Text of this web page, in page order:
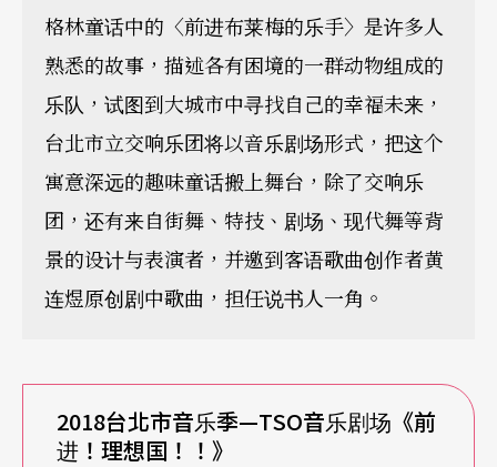
格林童话中的〈前进布莱梅的乐手〉是许多人
熟悉的故事，描述各有困境的一群动物组成的
乐队，试图到大城市中寻找自己的幸福未来，
台北市立交响乐团将以音乐剧场形式，把这个
寓意深远的趣味童话搬上舞台，除了交响乐
团，还有来自街舞、特技、剧场、现代舞等背
景的设计与表演者，并邀到客语歌曲创作者黄
连煜原创剧中歌曲，担任说书人一角。
2018台北市音乐季—TSO音乐剧场《前
进！理想国！！》